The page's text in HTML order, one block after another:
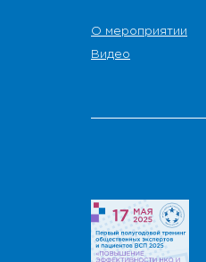
О мероприятии
Видео